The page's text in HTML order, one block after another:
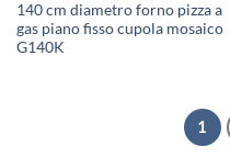
140 cm diametro forno pizza a
gas piano fisso cupola mosaico
G140K
1